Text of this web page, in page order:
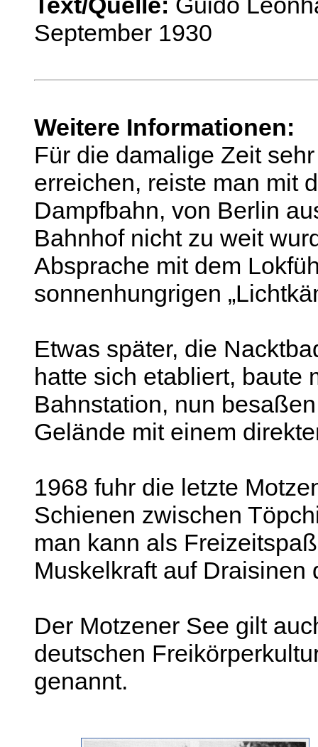
September 1930
Weitere Informationen:
Für die damalige Zeit
erreichen, reiste man mit
Dampfbahn, von Berlin
Bahnhof nicht zu weit
Absprache mit dem
sonnenhungrigen
Etwas später, die
hatte sich etabliert, baute
Bahnstation, nun
Gelände mit einem
1968 fuhr die letzte
Schienen zwischen
man kann als
Muskelkraft auf Draisinen
Der Motzener See gilt
deutschen
genannt.